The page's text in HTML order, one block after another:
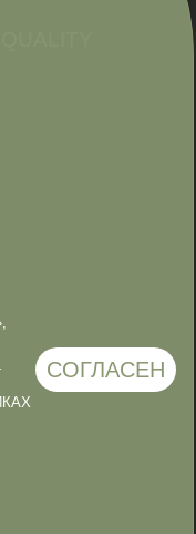
СОГЛАСЕН